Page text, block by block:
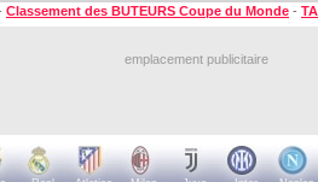
Classement des BUTEURS Coupe du Monde -
emplacement publicitaire